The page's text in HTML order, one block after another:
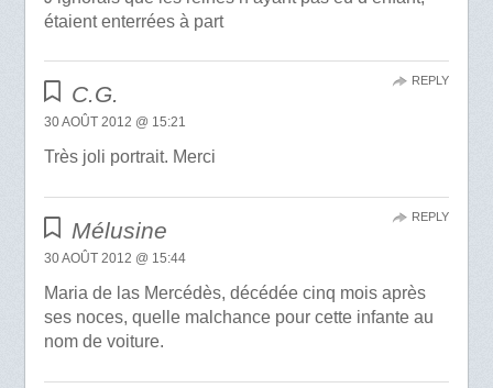
étaient enterrées à part
C.G.
30 AOÛT 2012 @ 15:21
Très joli portrait. Merci
REPLY
Mélusine
30 AOÛT 2012 @ 15:44
Maria de las Mercédès, décédée cinq mois après
ses noces, quelle malchance pour cette infante au
nom de voiture.
REPLY